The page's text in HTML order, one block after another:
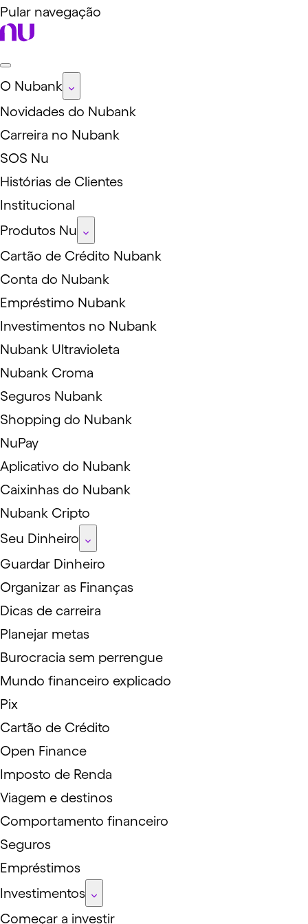
Pular navegação
O Nubank
Novidades do Nubank
Carreira no Nubank
SOS Nu
Histórias de Clientes
Institucional
Produtos Nu
Cartão de Crédito Nubank
Conta do Nubank
Empréstimo Nubank
Investimentos no Nubank
Nubank Ultravioleta
Nubank Croma
Seguros Nubank
Shopping do Nubank
NuPay
Aplicativo do Nubank
Caixinhas do Nubank
Nubank Cripto
Seu Dinheiro
Guardar Dinheiro
Organizar as Finanças
Dicas de carreira
Planejar metas
Burocracia sem perrengue
Mundo financeiro explicado
Pix
Cartão de Crédito
Open Finance
Imposto de Renda
Viagem e destinos
Comportamento financeiro
Seguros
Empréstimos
Investimentos
Começar a investir